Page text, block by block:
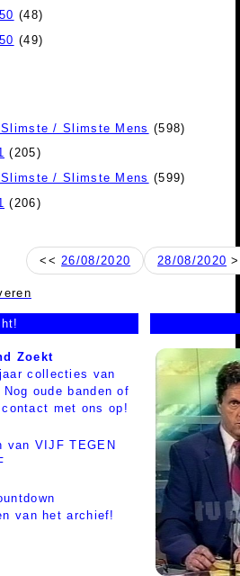
(48)
(49)
Slimste / Slimste Mens (598)
(205)
Slimste / Slimste Mens (599)
(206)
<<26/08/2020 28/08/2020
Zoekt
collecties van
oude banden of
met ons op!
van VIJF TEGEN
van het archief!